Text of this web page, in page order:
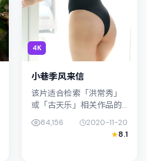
4K
小巷季风来信
该片适合检索「洪常秀」
或「古天乐」相关作品的
观众：小巷季风来信在
2020年发行，类型上归入
奇幻，叙事焦点落在家庭
84,156
2020-11-20
8.1